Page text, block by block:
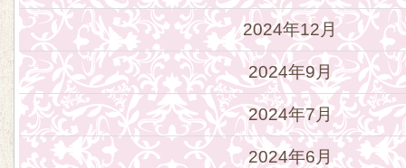
2024年12月
2024年9月
2024年7月
2024年6月